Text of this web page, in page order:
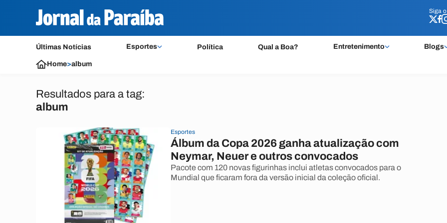
Siga o
Últimas Notícias Esportes Política Qual a Boa? Entretenimento Blogs
Siga o
Home>album
Resultados para a tag:
album
Esportes
Álbum da Copa 2026 ganha atualização com
Neymar, Neuer e outros convocados
Pacote com 120 novas figurinhas inclui atletas convocados para o
Mundial que ficaram fora da versão inicial da coleção oficial.